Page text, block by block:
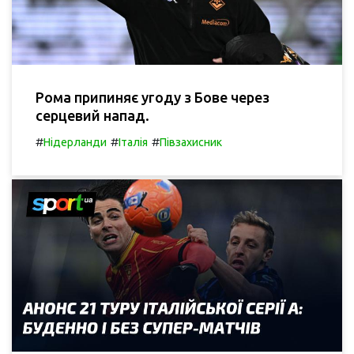
Рома припиняє угоду з Бове через
серцевий напад.
#Нідерланди #Італія #Півзахисник